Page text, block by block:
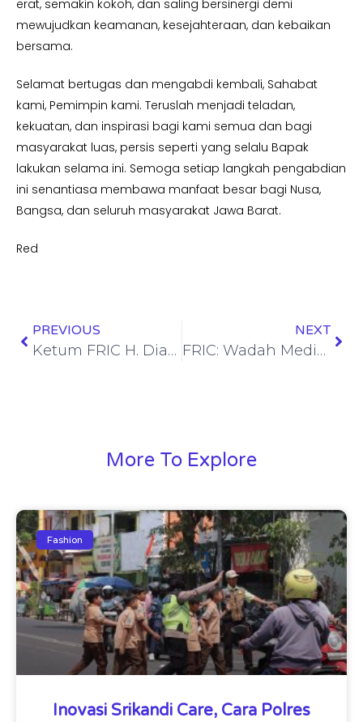
erat, semakin kokoh, dan saling bersinergi demi
mewujudkan keamanan, kesejahteraan, dan kebaikan
bersama.
Selamat bertugas dan mengabdi kembali, Sahabat
kami, Pemimpin kami. Teruslah menjadi teladan,
kekuatan, dan inspirasi bagi kami semua dan bagi
masyarakat luas, persis seperti yang selalu Bapak
lakukan selama ini. Semoga setiap langkah pengabdian
ini senantiasa membawa manfaat besar bagi Nusa,
Bangsa, dan seluruh masyarakat Jawa Barat.
Red
PREVIOUS
Ketum FRIC H. Dian Surahman Ucapkan Selamat, Kombes Pol Komarudin Dipercaya Jabat Karo Wabprof Divpropam Polri
NEXT
FRIC: Wadah Media yang Direstui Kapolri, Wajib Solid dan Loyal Dukung Program Presiden dan Polri
More To Explore
Fashion
Inovasi Srikandi Care, Cara Polres